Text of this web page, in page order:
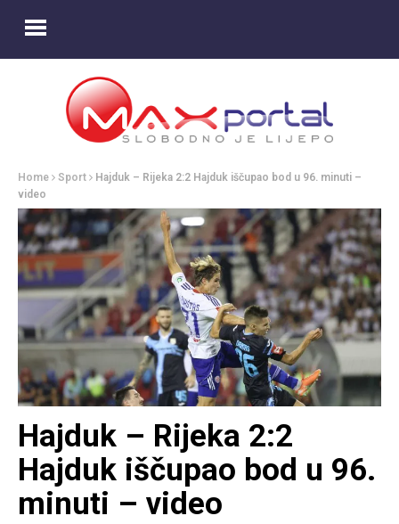
Home Sport
Hajduk – Rijeka 2:2 Hajduk iščupao bod u 96. minuti –
video
Hajduk – Rijeka 2:2
Hajduk iščupao bod u 96.
minuti – video